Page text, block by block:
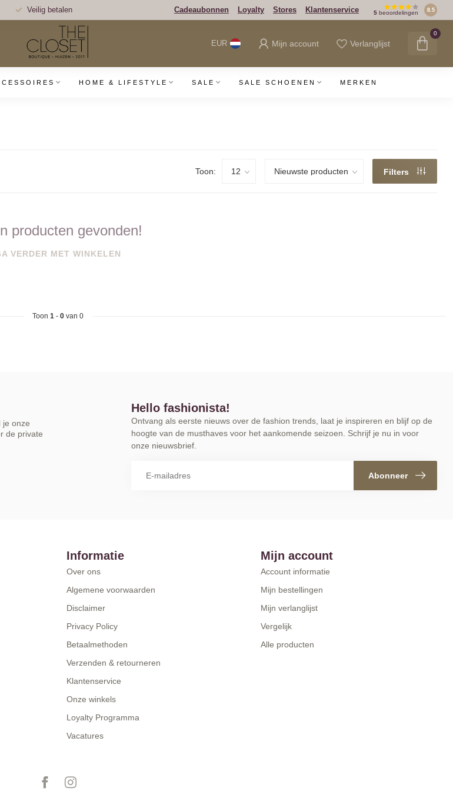
Veilig betalen Cadeaubonnen Loyalty Stores Klantenservice 5 beoordelingen 8.5
EUR Mijn account Verlanglijst
0
HOME & LIFESTYLE SALE SALE SCHOENEN MERKEN
Toon: Filters
producten gevonden!
VERDER MET WINKELEN
Toon 1- 0van 0
je onze
de private
Hello fashionista!
Ontvang als eerste nieuws over de fashion trends, laat je inspireren en blijf op de
hoogte van de musthaves voor het aankomende seizoen. Schrijf je nu in voor
onze nieuwsbrief.
Abonneer
Informatie
Over ons
Algemene voorwaarden
Disclaimer
Privacy Policy
Betaalmethoden
Verzenden & retourneren
Klantenservice
Onze winkels
Loyalty Programma
Vacatures
Mijn account
Account informatie
Mijn bestellingen
Mijn verlanglijst
Vergelijk
Alle producten